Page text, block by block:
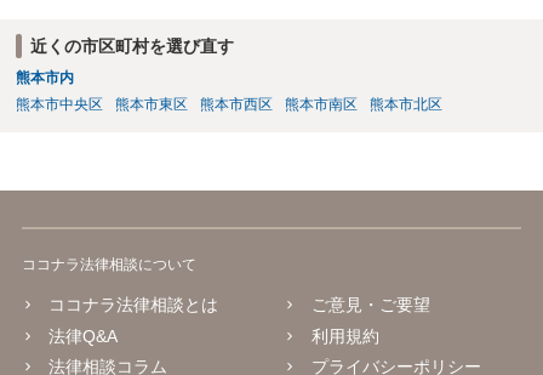
近くの市区町村を選び直す
熊本市内
熊本市中央区
熊本市東区 熊本市西区 熊本市南区 熊本市北区
ココナラ法律相談について
ココナラ法律相談とは
法律Q&A
法律相談コラム
ご意見・ご要望
利用規約
プライバシーポリシー